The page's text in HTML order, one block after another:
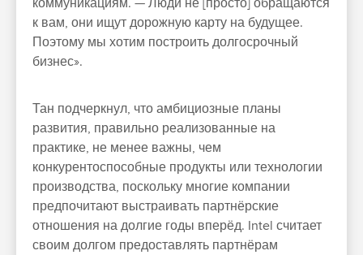
к вам, они ищут дорожную карту на будущее.
Поэтому мы хотим построить долгосрочный
бизнес».
Тан подчеркнул, что амбициозные планы
развития, правильно реализованные на
практике, не менее важны, чем
конкурентоспособные продукты или технологии
производства, поскольку многие компании
предпочитают выстраивать партнёрские
отношения на долгие годы вперёд. Intel считает
своим долгом предоставлять партнёрам